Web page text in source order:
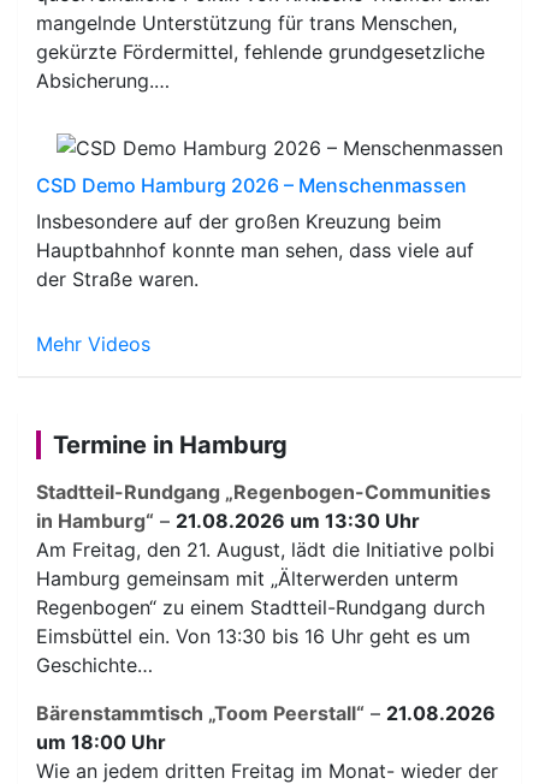
mangelnde Unterstützung für trans Menschen,
gekürzte Fördermittel, fehlende grundgesetzliche
Absicherung.…
CSD Demo Hamburg 2026 – Menschenmassen
Insbesondere auf der großen Kreuzung beim
Hauptbahnhof konnte man sehen, dass viele auf
der Straße waren.
Mehr Videos
Termine in Hamburg
Stadtteil-Rundgang „Regenbogen-Communities
in Hamburg“ – 21.08.2026 um 13:30 Uhr
Am Freitag, den 21. August, lädt die Initiative polbi
Hamburg gemeinsam mit „Älterwerden unterm
Regenbogen“ zu einem Stadtteil-Rundgang durch
Eimsbüttel ein. Von 13:30 bis 16 Uhr geht es um
Geschichte…
Bärenstammtisch „Toom Peerstall“ – 21.08.2026
um 18:00 Uhr
Wie an jedem dritten Freitag im Monat- wieder der